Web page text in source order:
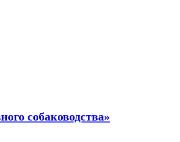
собаководства»